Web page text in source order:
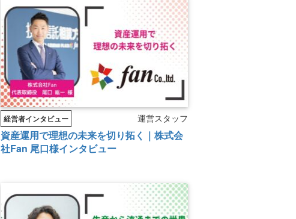
経営者インタビュー 運営スタッフ
資産運用で理想の未来を切り拓く｜株式会
社Fan 尾口様インタビュー